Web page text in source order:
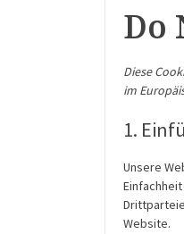
Do
Diese
im
1.
Unsere
Website.